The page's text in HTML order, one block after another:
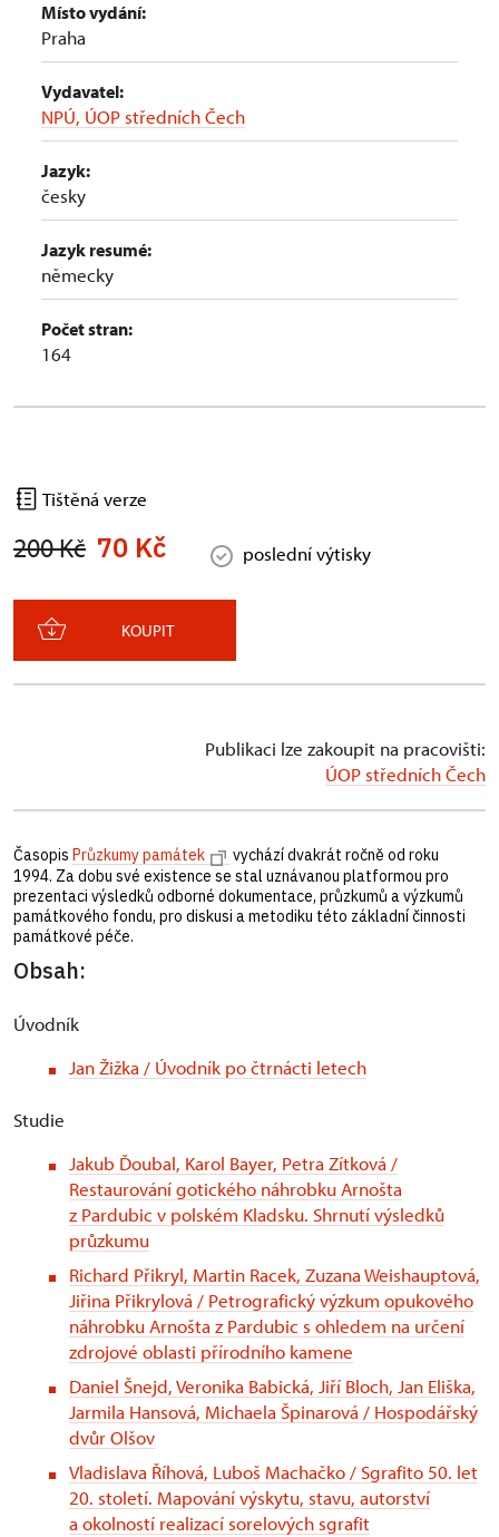
Místo vydání:
Praha
Vydavatel:
NPÚ, ÚOP středních Čech
Jazyk:
česky
Jazyk resumé:
německy
Počet stran:
164
Tištěná verze
200 Kč 70 Kč poslední výtisky
KOUPIT
Publikaci lze zakoupit na pracovišti:
ÚOP středních Čech
Časopis Průzkumy památek
vychází dvakrát ročně od roku
1994. Za dobu své existence se stal uznávanou platformou pro
prezentaci výsledků odborné dokumentace, průzkumů a výzkumů
památkového fondu, pro diskusi a metodiku této základní činnosti
památkové péče.
Obsah:
Úvodník
Jan Žižka / Úvodník po čtrnácti letech
Studie
Jakub Ďoubal, Karol Bayer, Petra Zítková /
Restaurování gotického náhrobku Arnošta
z Pardubic v polském Kladsku. Shrnutí výsledků
průzkumu
Richard Přikryl, Martin Racek, Zuzana Weishauptová,
Jiřina Přikrylová / Petrografický výzkum opukového
náhrobku Arnošta z Pardubic s ohledem na určení
zdrojové oblasti přírodního kamene
Daniel Šnejd, Veronika Babická, Jiří Bloch, Jan Eliška,
Jarmila Hansová, Michaela Špinarová / Hospodářský
dvůr Olšov
Vladislava Říhová, Luboš Machačko / Sgrafito 50. let
20. století. Mapování výskytu, stavu, autorství
a okolností realizací sorelových sgrafit